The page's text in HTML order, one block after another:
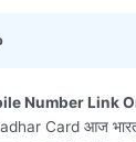
Number Link
Card आज